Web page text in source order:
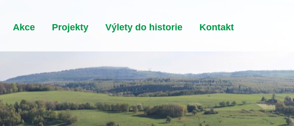
Akce Projekty Výlety do historie Kontakt